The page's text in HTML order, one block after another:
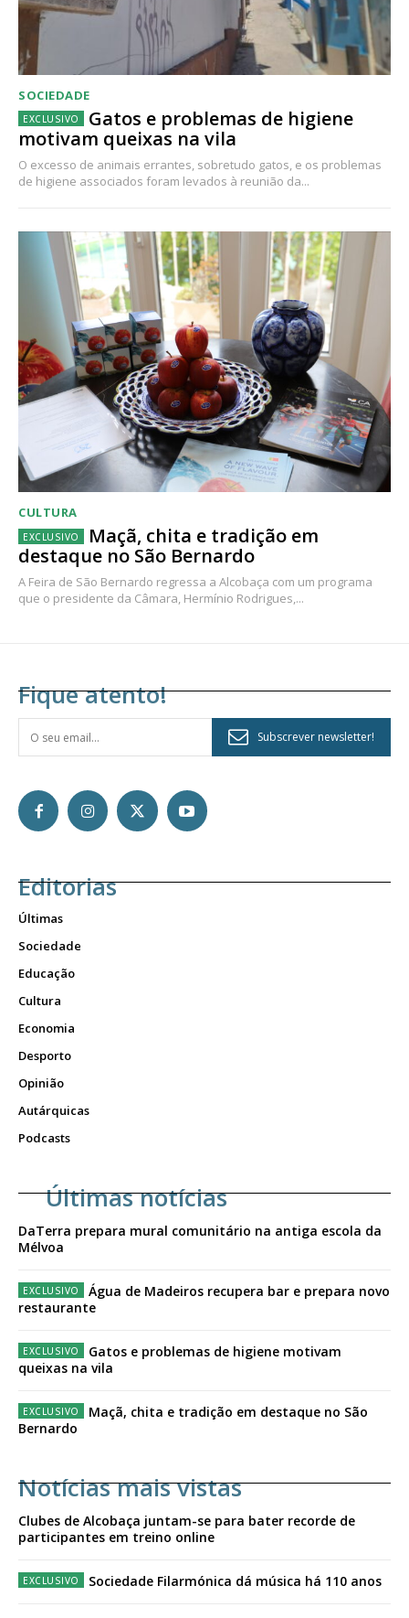
SOCIEDADE
Gatos e problemas de higiene
motivam queixas na vila
O excesso de animais errantes, sobretudo gatos, e os problemas
de higiene associados foram levados à reunião da...
CULTURA
Maçã, chita e tradição em
destaque no São Bernardo
A Feira de São Bernardo regressa a Alcobaça com um programa
que o presidente da Câmara, Hermínio Rodrigues,...
Fique atento!
Subscrever newsletter!
Editorias
Últimas
Sociedade
Educação
Cultura
Economia
Desporto
Opinião
Autárquicas
Podcasts
Últimas notícias
DaTerra prepara mural comunitário na antiga escola da
Mélvoa
Água de Madeiros recupera bar e prepara novo
restaurante
Gatos e problemas de higiene motivam
queixas na vila
Maçã, chita e tradição em destaque no São
Bernardo
Notícias mais vistas
Clubes de Alcobaça juntam-se para bater recorde de
participantes em treino online
Sociedade Filarmónica dá música há 110 anos